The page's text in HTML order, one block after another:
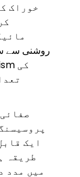
خوراک
طریقہ
میں مدد